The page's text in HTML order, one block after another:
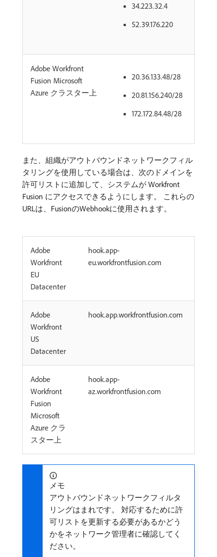
34.223.32.4
52.39.176.220
Adobe Workfront
Fusion Microsoft
Azure クラスター上
20.36.133.48/28
20.81.156.240/28
172.172.84.48/28
また、組織がアウトバウンドネットワークフィル
タリングを使用している場合は、次のドメインを
許可リストに追加して、システムが Workfront
Fusion にアクセスできるようにします。 これらの
URLは、FusionのWebhookに使用されます。
Adobe
Workfront
EU
Datacenter
hook.app-
eu.workfrontfusion.com
Adobe
Workfront
US
Datacenter
hook.app.workfrontfusion.com
Adobe
Workfront
Fusion
Microsoft
Azure クラ
スター上
hook.app-
az.workfrontfusion.com
メモ
アウトバウンドネットワークフィルタ
リングはまれです。 対応するために許
可リストを更新する必要があるかどう
かをネットワーク管理者に確認してく
ださい。